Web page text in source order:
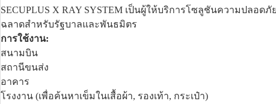
SECUPLUS X RAY SYSTEM เป็นผู้ให้บริการโซลูชันความปลอ
ฉลาดสำหรับรัฐบาลและพันธมิตร
การใช้งาน:
สนามบิน
สถานีขนส่ง
อาคาร
โรงงาน (เพื่อค้นหาเข็มในเสื้อผ้า, รองเท้า, กระเป๋า)